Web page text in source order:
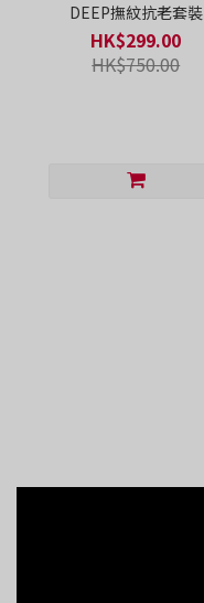
DEEP撫紋抗老套裝
HK$299.00
HK$750.00